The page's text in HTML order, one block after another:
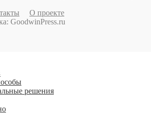
О проекте
GoodwinPress.ru
решения